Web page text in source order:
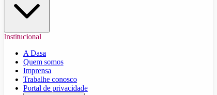
Institucional
A Dasa
Quem somos
Imprensa
Trabalhe conosco
Portal de privacidade